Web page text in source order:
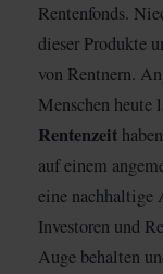
Rentenfonds.
dieser Produkte
von Rentnern.
Menschen heute
Rentenzeit
auf einem
eine nachhaltige
Investoren und
Auge behalten